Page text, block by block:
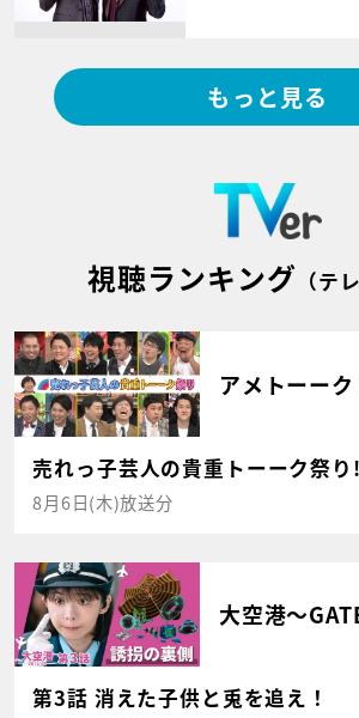
もっと見る
視聴ランキング （テ
アメトーーク
売れっ子芸人の貴重トーーク祭
8月6日(木)放送分
大空港～
第3話 消えた子供と兎を追え！